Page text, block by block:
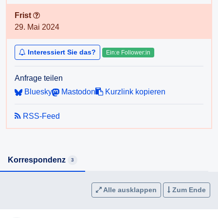
Frist
29. Mai 2024
Interessiert Sie das? Ein:e Follower:in
Anfrage teilen
Bluesky
Mastodon Kurzlink kopieren
RSS-Feed
Korrespondenz 3
Alle ausklappen Zum Ende